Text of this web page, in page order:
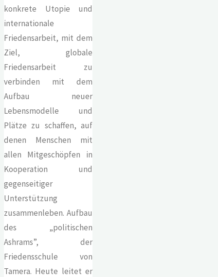
konkrete Utopie und
internationale
Friedensarbeit, mit dem
Ziel, globale
Friedensarbeit zu
verbinden mit dem
Aufbau neuer
Lebensmodelle und
Plätze zu schaffen, auf
denen Menschen mit
allen Mitgeschöpfen in
Kooperation und
gegenseitiger
Unterstützung
zusammenleben. Aufbau
des „politischen
Ashrams”, der
Friedensschule von
Tamera. Heute leitet er